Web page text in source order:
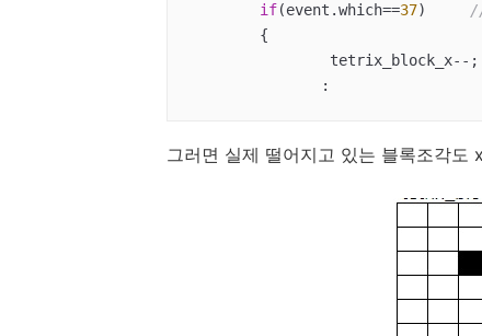
if(event.which==37
               :
그러면 실제 떨어지고 있는 블록조각도